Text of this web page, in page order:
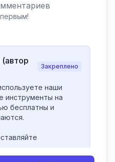
Закреплено
наши
инструменты на
бесплатны и
работает